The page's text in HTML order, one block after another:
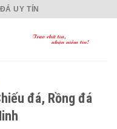
UY TÍN
đá, Rồng đá